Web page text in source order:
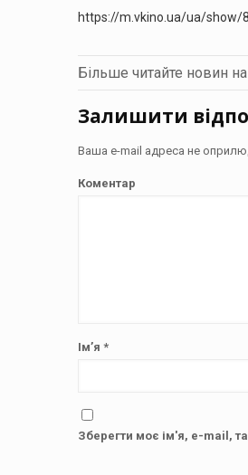
https://m.vkino.ua/ua/
Більше читайте новин
Залишити
Ваша e-mail адреса не
Коментар
Ім’я *
Зберегти моє ім'я, e-mail,